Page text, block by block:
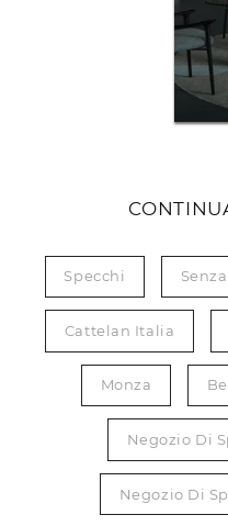
Specchi
Cattelan Italia
Monza
Negozio Di
Negozio Di